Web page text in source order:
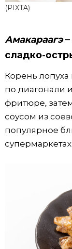
(PIXTA)
Амакараагэ–
сладко-
Корень
по диагонали
фритюре,
соусом из
популярное
супермаркетах.